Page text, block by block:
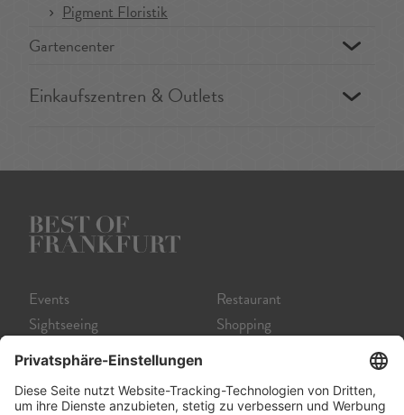
Pigment Floristik
Gartencenter
Einkaufszentren & Outlets
Events
Sightseeing
Museum
Theater
Film
Restaurant
Shopping
Service A-Z